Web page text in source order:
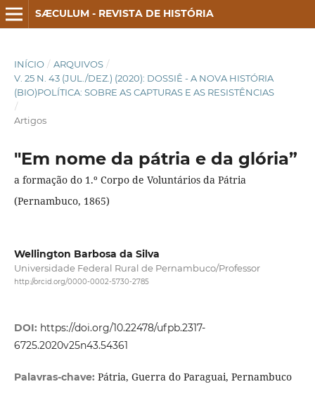
SÆCULUM - REVISTA DE HISTÓRIA
INÍCIO / ARQUIVOS /
V. 25 N. 43 (JUL./DEZ.) (2020): DOSSIÊ - A NOVA HISTÓRIA
(BIO)POLÍTICA: SOBRE AS CAPTURAS E AS RESISTÊNCIAS
/
Artigos
"Em nome da pátria e da glória”
a formação do 1.º Corpo de Voluntários da Pátria
(Pernambuco, 1865)
Wellington Barbosa da Silva
Universidade Federal Rural de Pernambuco/Professor
http://orcid.org/0000-0002-5730-2785
DOI: https://doi.org/10.22478/ufpb.2317-
6725.2020v25n43.54361
Palavras-chave: Pátria, Guerra do Paraguai, Pernambuco